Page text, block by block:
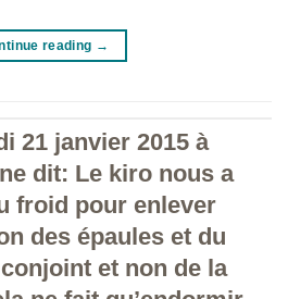
reading →
21 janvier 2015 à
dit: Le kiro nous a
froid pour enlever
des épaules et du
et non de la